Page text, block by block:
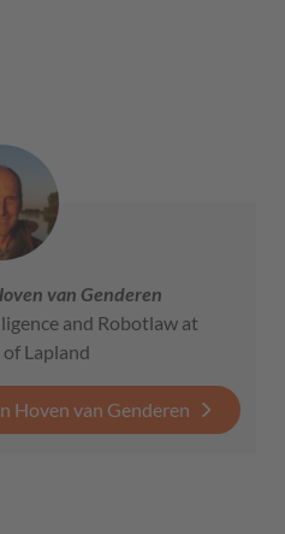
van Genderen
and Robotlaw at
Lapland
Hoven van Genderen